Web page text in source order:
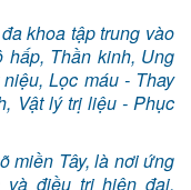
khoa tập trung vào
hấp, Thần kinh, Ung
Lọc máu - Thay
Vật lý trị liệu - Phục
miền Tây, là nơi ứng
và điều trị hiện đại,